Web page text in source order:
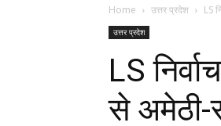
Home उत्तर प्रदेश LS
उत्तर प्रदेश
LS
से अमेठी-